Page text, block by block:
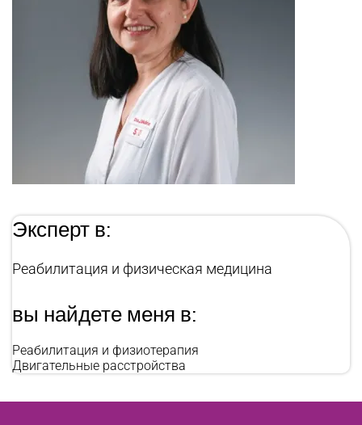
Эксперт в:
Реабилитация и физическая медицина
вы найдете меня в:
Реабилитация и физиотерапия
Двигательные расстройства